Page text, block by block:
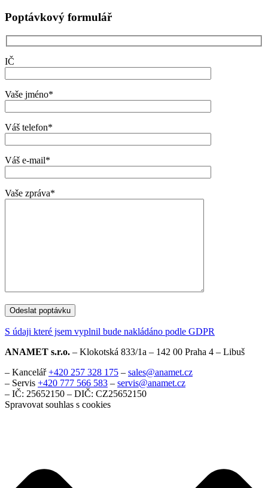
Poptávkový formulář
IČ
Vaše jméno*
Váš telefon*
Váš e-mail*
Vaše zpráva*
S údaji které jsem vyplnil bude nakládáno podle GDPR
ANAMET s.r.o. – Klokotská 833/1a – 142 00 Praha 4 – Libuš
– Kancelář+420 257 328 175 – sales@anamet.cz
– Servis +420 777 566 583 – servis@anamet.cz
– IČ: 25652150 – DIČ: CZ25652150
Spravovat souhlas s cookies